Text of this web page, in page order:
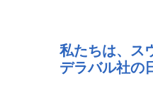
私たちは、ス
デラバル社の